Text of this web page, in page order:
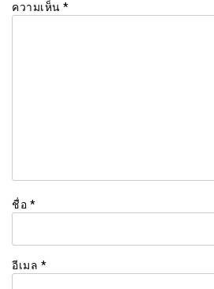
ความเห็น *
ชื่อ *
อีเมล *